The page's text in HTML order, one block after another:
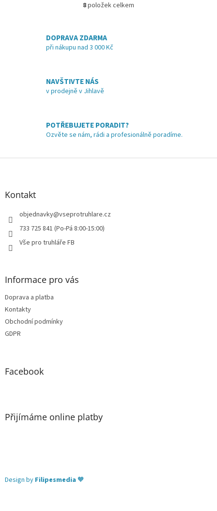
O
d
y
v
ý
i
8položek celkem
DOPRAVA ZDARMA
při nákupu nad 3 000 Kč
NAVŠTIVTE NÁS
v prodejně v Jihlavě
POTŘEBUJETE PORADIT?
Ozvěte se nám, rádi a profesionálně poradíme.
Z
Kontakt
objednavky@vseprotruhlare.cz
733 725 841 (Po-Pá 8:00-15:00)
Vše pro truhláře FB
Informace pro vás
Doprava a platba
Kontakty
Obchodní podmínky
GDPR
Facebook
Přijímáme online platby
Design by Filipesmedia 🧡